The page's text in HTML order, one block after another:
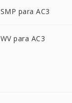
SMP para AC3
WV para AC3